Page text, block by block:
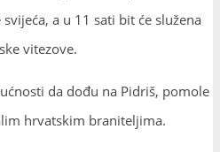
a u 11 sati bit će služena
vitezove.
da dođu na Pidriš, pomole
hrvatskim braniteljima.